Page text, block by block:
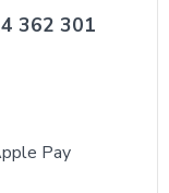
362 301